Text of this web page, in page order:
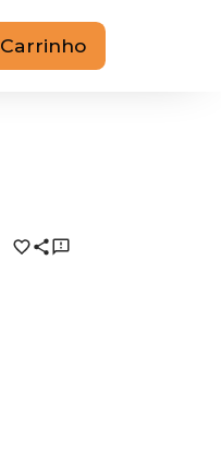
Carrinho